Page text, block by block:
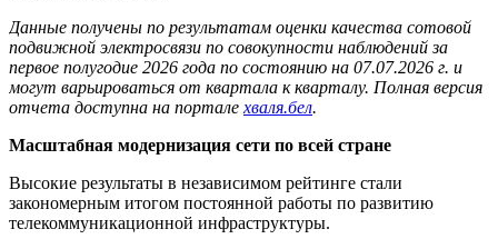
Данные получены по результатам оценки качества сотовой
подвижной электросвязи по совокупности наблюдений за
первое полугодие 2026 года по состоянию на 07.07.2026 г. и
могут варьироваться от квартала к кварталу. Полная версия
отчета доступна на портале хваля.бел.
Масштабная модернизация сети по всей стране
Высокие результаты в независимом рейтинге стали
закономерным итогом постоянной работы по развитию
телекоммуникационной инфраструктуры.